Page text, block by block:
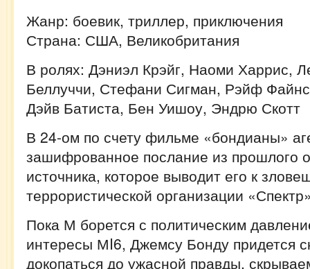
Жанр: боевик, триллер, приключения
Страна: США, Великобритания
В ролях: Дэниэл Крэйг, Наоми Харрис,
Беллуччи, Стефани Сигман, Рэйф
Дэйв Батиста, Бен Уишоу, Эндрю Скотт
В 24-ом по счету фильме «бондианы»
зашифрованное послание из прошлого
источника, которое выводит его к
террористической организации
Пока М борется с политическим
интересы МI6, Джемсу Бонду придется
докопаться до ужасной правды,